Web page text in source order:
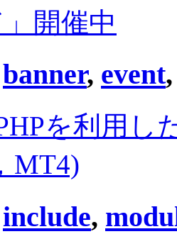
開催中
banner, event
を利用し
MT4)
include,